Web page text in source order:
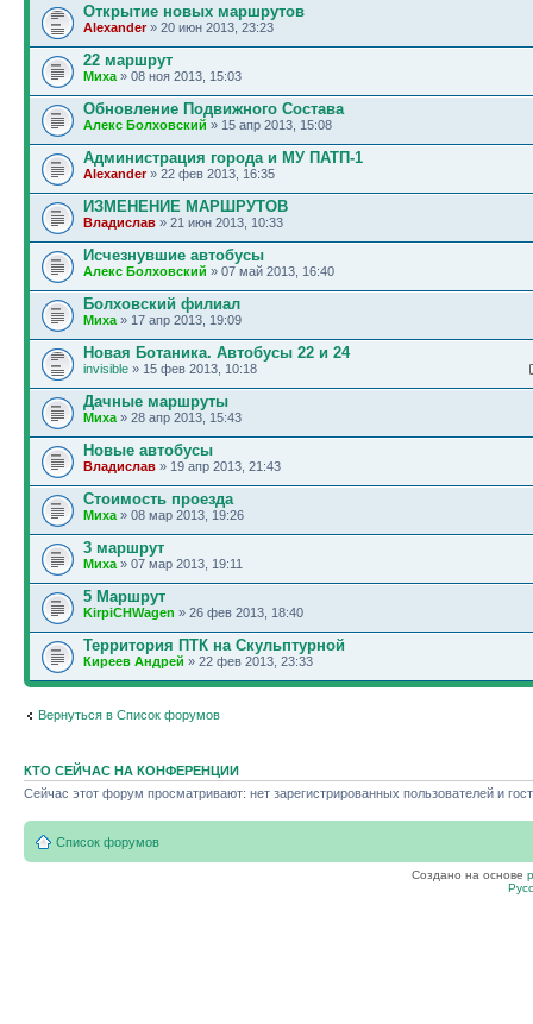
Открытие новых маршрутов
Alexander» 20 июн 2013, 23:23
22 маршрут
Миха » 08 ноя 2013, 15:03
Обновление Подвижного Состава
Алекс Болховский » 15 апр 2013, 15:08
Администрация города и МУ ПАТП-1
Alexander» 22 фев 2013, 16:35
ИЗМЕНЕНИЕ МАРШРУТОВ
Владислав » 21 июн 2013, 10:33
Исчезнувшие автобусы
Алекс Болховский » 07 май 2013, 16:40
Болховский филиал
Миха » 17 апр 2013, 19:09
Новая Ботаника. Автобусы 22 и 24
invisible » 15 фев 2013, 10:18
Дачные маршруты
Миха » 28 апр 2013, 15:43
Новые автобусы
Владислав » 19 апр 2013, 21:43
Стоимость проезда
Миха » 08 мар 2013, 19:26
3 маршрут
Миха » 07 мар 2013, 19:11
5 Маршрут
KirpiCHWagen » 26 фев 2013, 18:40
Территория ПТК на Скульптурной
Киреев Андрей » 22 фев 2013, 23:33
Вернуться в Список форумов
КТО СЕЙЧАС НА КОНФЕРЕНЦИИ
Сейчас этот форум просматривают: нет зарегистрированных пользователей и
Список форумов
Создано на основе